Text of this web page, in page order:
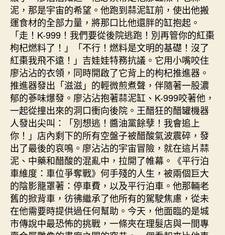
泥，那是宇宙的希望。他跑到蒜泥缸前，使出他搬
運食材的全部力量，將那口比他還胖的缸抱起。
「走！K-999！我們要從後院逃跑！別再管你的紅棗
枸杞燃料了！」「不行！燃料是文明的基礎！沒了
紅棗我飛不遠！」吉娃娃特務抗議。它用小嘴咬住
廖沾沾的衣領，同時開啟了它背上的枸杞推進器。
推進器發出「滋滋」的輕微煎煮聲，伴隨著一股濃
郁的蔘味爆發。廖沾沾抱著蒜泥缸、K-999咬著他，
一起從撞出來的洞口衝向後院。王醋狂的醋罐機器
人發出尖叫：「別想逃！醬油黨餘孽！我會追上
你！」店內剩下的所有空盤子被醋酸氣波震碎，發
出了最後的哀鳴。廖沾沾的宇宙冒險，就在這片蒜
泥、中藥和醋酸的混亂中，拉開了帷幕。《平行泊
車維度：車位爭奪戰》何手殘的人生，被兩個巨大
的陰影籠罩著：停車費，以及平行泊車。他那輛老
舊的掀背車，彷彿繼承了他所有的駕駛焦慮，從未
在他需要時提供過任何幫助。今天，他面臨的是城
市傳說中最恐怖的挑戰，一條夾在理髮店與一間專